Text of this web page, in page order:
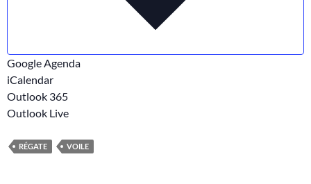
Google Agenda
iCalendar
Outlook 365
Outlook Live
RÉGATE VOILE